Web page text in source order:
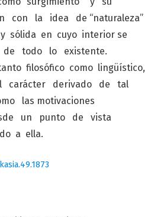
con la idea de “naturaleza”
sólida en cuyo interior se
todo lo existente.
filosófico como lingüístico,
carácter derivado de tal
las motivaciones
un punto de vista
a ella.